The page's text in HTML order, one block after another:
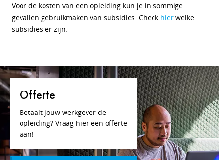
Voor de kosten van een opleiding kun je in sommige
gevallen gebruikmaken van subsidies. Check hier welke
subsidies er zijn.
Offerte
Betaalt jouw werkgever de
opleiding? Vraag hier een offerte
aan!